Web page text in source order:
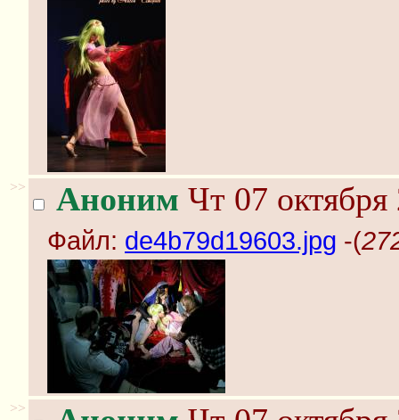
>> Аноним Чт 07
Файл: de4b79d19603.jpg -(
>>